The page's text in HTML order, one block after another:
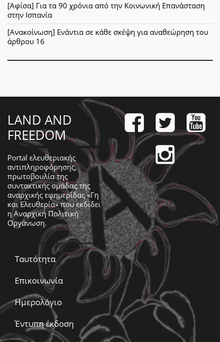
[Αφίσα] Για τα 90 χρόνια από την Κοινωνική Επανάσταση
στην Ισπανία
[Ανακοίνωση] Ενάντια σε κάθε σκέψη για αναθεώρηση του
άρθρου 16
LAND AND
FREEDOM
Portal ελευθεριακής
αντιπληροφόρησης,
πρωτοβουλία της
συντακτικής ομάδας της
αναρχικής εφημερίδας «Γη
και Ελευθερία» που εκδίδει
ηΑναρχική Πολιτική
Οργάνωση.
Ταυτότητα
Επικοινωνία
Ημερολόγιο
Έντυπη έκδοση